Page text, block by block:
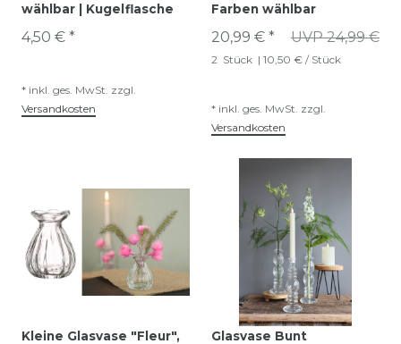
wählbar | Kugelflasche
4,50 € *
* inkl. ges. MwSt. zzgl.
Versandkosten
Farben wählbar
UVP 24,99 €
20,99 € *
2 Stück | 10,50 € / Stück
* inkl. ges. MwSt. zzgl.
Versandkosten
Kleine Glasvase "Fleur",
Glasvase Bunt